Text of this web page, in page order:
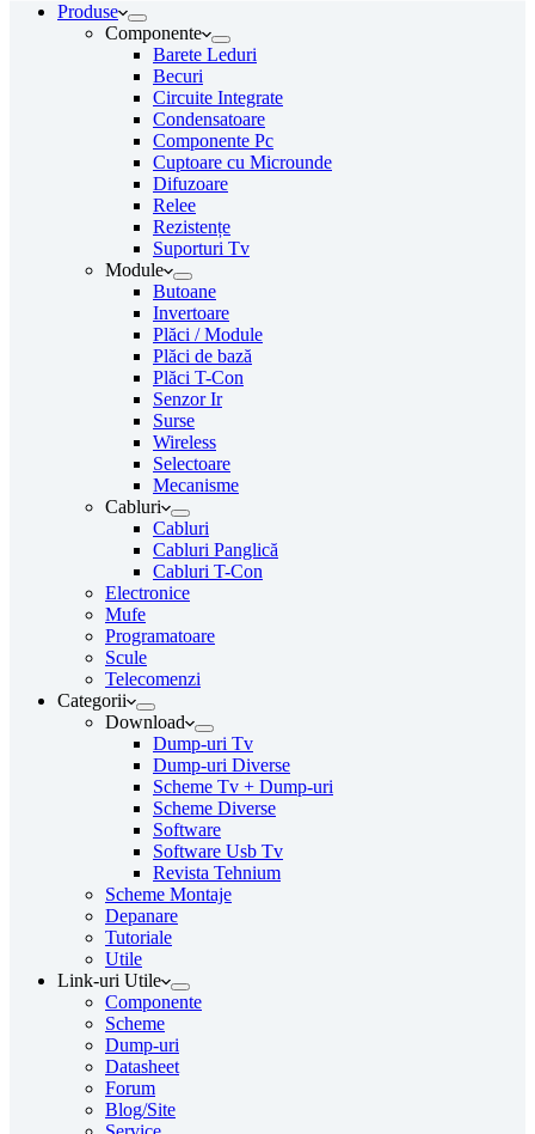
Produse
Componente
Barete Leduri
Becuri
Circuite Integrate
Condensatoare
Componente Pc
Cuptoare cu Microunde
Difuzoare
Relee
Rezistențe
Suporturi Tv
Module
Butoane
Invertoare
Plăci / Module
Plăci de bază
Plăci T-Con
Senzor Ir
Surse
Wireless
Selectoare
Mecanisme
Cabluri
Cabluri
Cabluri Panglică
Cabluri T-Con
Electronice
Mufe
Programatoare
Scule
Telecomenzi
Categorii
Download
Dump-uri Tv
Dump-uri Diverse
Scheme Tv + Dump-uri
Scheme Diverse
Software
Software Usb Tv
Revista Tehnium
Scheme Montaje
Depanare
Tutoriale
Utile
Link-uri Utile
Componente
Scheme
Dump-uri
Datasheet
Forum
Blog/Site